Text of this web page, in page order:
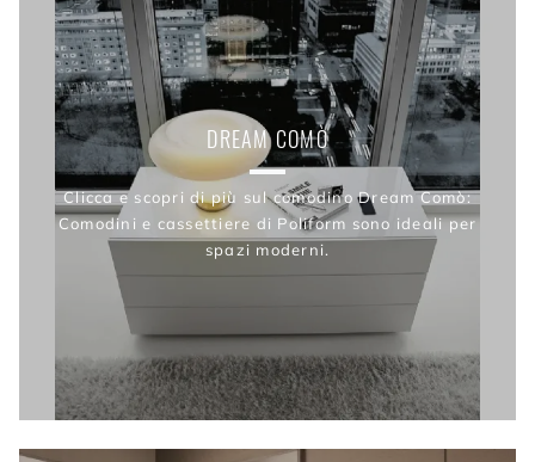
DREAM COMÒ
Clicca e scopri di più sul comodino Dream Comò:
Comodini e cassettiere di Poliform sono ideali per
spazi moderni.